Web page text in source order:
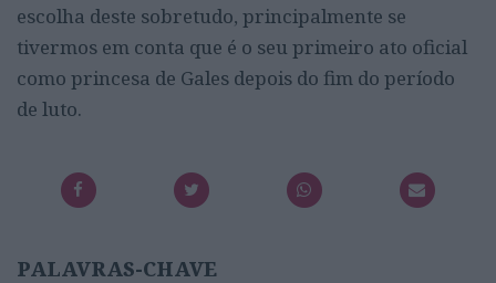
escolha deste sobretudo, principalmente se
tivermos em conta que é o seu primeiro ato oficial
como princesa de Gales depois do fim do período
de luto.
PALAVRAS-CHAVE